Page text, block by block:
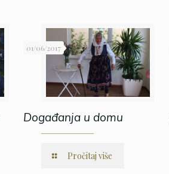
01/06/2017
Događanja u domu
Pročitaj više